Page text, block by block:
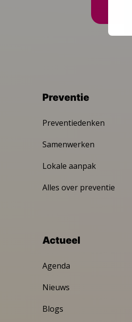
Preventie
Preventiedenken
Samenwerken
Lokale aanpak
Alles over preventie
Actueel
Agenda
Nieuws
Blogs